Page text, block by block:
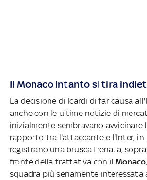
Il Monaco intanto si tira
La decisione di Icardi di far causa
anche con le ultime notizie di
inizialmente sembravano avvicinare
rapporto tra l'attaccante e l'Inter, in
registrano una brusca frenata,
fronte della trattativa con ilMonaco
squadra più seriamente interessata